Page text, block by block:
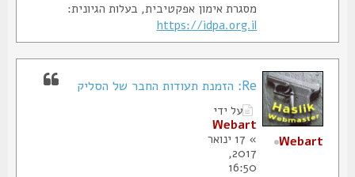
מסגרת אימון אפקטיבית, בעלות הגיונית:
https://idpa.org.il
Re: הזמנת תעודות החבר של הסליק
על ידי
Webart
» 17 ינואר
2017,
16:50
Webart